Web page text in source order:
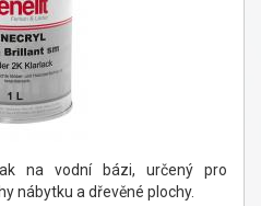
na vodní bázi, určený pro
nábytku a dřevěné plochy.